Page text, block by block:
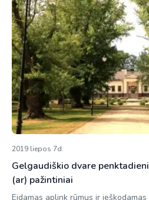
2019 liepos 7d.
Gelgaudiškio dvare
(ar) pažintiniai
Eidamas aplink rūmus ir